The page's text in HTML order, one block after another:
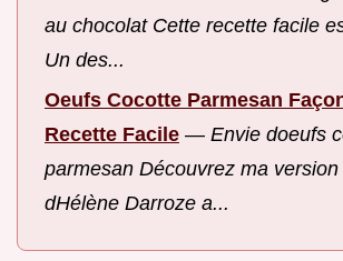
au chocolat Cette recette facile
Un des...
Oeufs Cocotte Parmesan
Recette Facile — Envie doeufs
parmesan Découvrez ma
dHélène Darroze a...